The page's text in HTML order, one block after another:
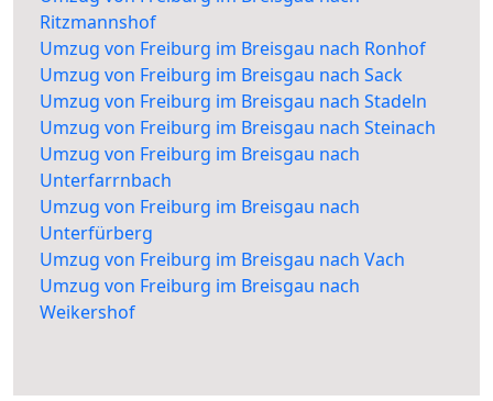
Ritzmannshof
Umzug von Freiburg im Breisgau nach Ronhof
Umzug von Freiburg im Breisgau nach Sack
Umzug von Freiburg im Breisgau nach Stadeln
Umzug von Freiburg im Breisgau nach Steinach
Umzug von Freiburg im Breisgau nach
Unterfarrnbach
Umzug von Freiburg im Breisgau nach
Unterfürberg
Umzug von Freiburg im Breisgau nach Vach
Umzug von Freiburg im Breisgau nach
Weikershof